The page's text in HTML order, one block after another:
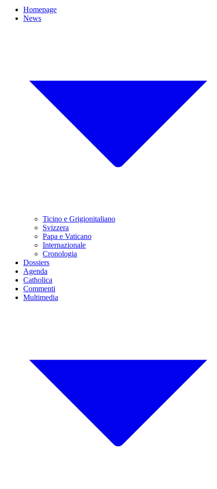
Homepage
News
Ticino e Grigionitaliano
Svizzera
Papa e Vaticano
Internazionale
Cronologia
Dossiers
Agenda
Catholica
Commenti
Multimedia